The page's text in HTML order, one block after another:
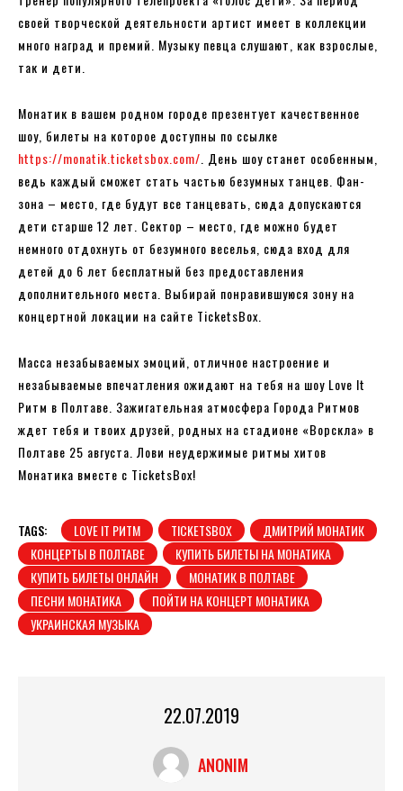
своей творческой деятельности артист имеет в коллекции
много наград и премий. Музыку певца слушают, как взрослые,
так и дети.
Монатик в вашем родном городе презентует качественное
шоу, билеты на которое доступны по ссылке
https://monatik.ticketsbox.com/ . День шоу станет особенным,
ведь каждый сможет стать частью безумных танцев. Фан-
зона – место, где будут все танцевать, сюда допускаются
дети старше 12 лет. Сектор – место, где можно будет
немного отдохнуть от безумного веселья, сюда вход для
детей до 6 лет бесплатный без предоставления
дополнительного места. Выбирай понравившуюся зону на
концертной локации на сайте TicketsBox.
Масса незабываемых эмоций, отличное настроение и
незабываемые впечатления ожидают на тебя на шоу Love It
Ритм в Полтаве. Зажигательная атмосфера Города Ритмов
ждет тебя и твоих друзей, родных на стадионе «Ворскла» в
Полтаве 25 августа. Лови неудержимые ритмы хитов
Монатика вместе с TicketsBox!
TAGS: LOVE IT РИТМ TICKETSBOX
ДМИТРИЙ МОНАТИК
КОНЦЕРТЫ В ПОЛТАВЕ
КУПИТЬ БИЛЕТЫ НА МОНАТИКА
КУПИТЬ БИЛЕТЫ ОНЛАЙН
МОНАТИК В ПОЛТАВЕ
ПЕСНИ МОНАТИКА
ПОЙТИ НА КОНЦЕРТ МОНАТИКА
УКРАИНСКАЯ МУЗЫКА
22.07.2019
ANONIM